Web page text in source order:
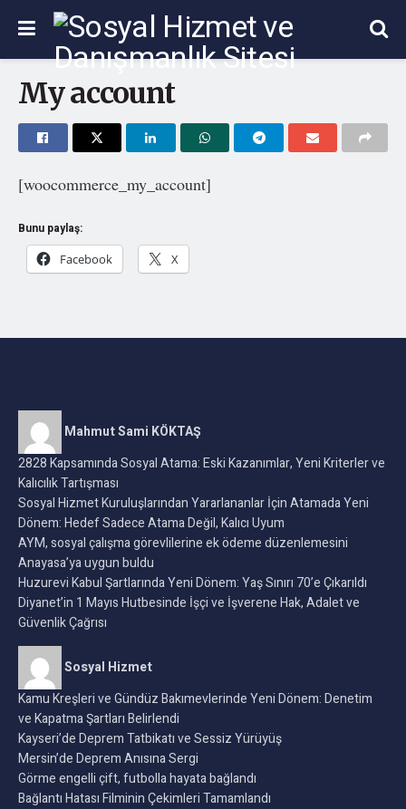
My account
[woocommerce_my_account]
Bunu paylaş:
Facebook
X
Mahmut Sami KÖKTAŞ
2828 Kapsamında Sosyal Atama: Eski Kazanımlar, Yeni Kriterler ve
Kalıcılık Tartışması
Sosyal Hizmet Kuruluşlarından Yararlananlar İçin Atamada Yeni
Dönem: Hedef Sadece Atama Değil, Kalıcı Uyum
AYM, sosyal çalışma görevlilerine ek ödeme düzenlemesini
Anayasa’ya uygun buldu
Huzurevi Kabul Şartlarında Yeni Dönem: Yaş Sınırı 70’e Çıkarıldı
Diyanet’in 1 Mayıs Hutbesinde İşçi ve İşverene Hak, Adalet ve
Güvenlik Çağrısı
Sosyal Hizmet
Kamu Kreşleri ve Gündüz Bakımevlerinde Yeni Dönem: Denetim
ve Kapatma Şartları Belirlendi
Kayseri’de Deprem Tatbikatı ve Sessiz Yürüyüş
Mersin’de Deprem Anısına Sergi
Görme engelli çift, futbolla hayata bağlandı
Bağlantı Hatası Filminin Çekimleri Tamamlandı